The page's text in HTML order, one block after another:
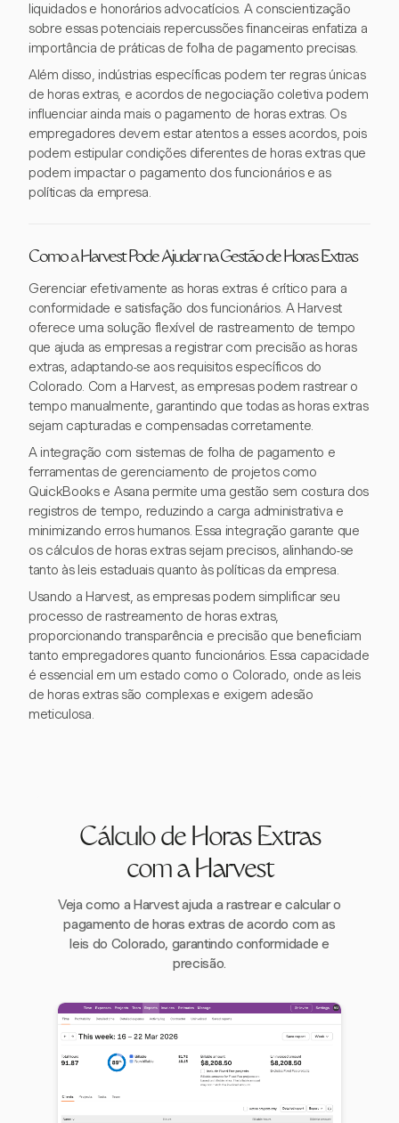
liquidados e honorários advocatícios. A conscientização
sobre essas potenciais repercussões financeiras enfatiza a
importância de práticas de folha de pagamento precisas.
Além disso, indústrias específicas podem ter regras únicas
de horas extras, e acordos de negociação coletiva podem
influenciar ainda mais o pagamento de horas extras. Os
empregadores devem estar atentos a esses acordos, pois
podem estipular condições diferentes de horas extras que
podem impactar o pagamento dos funcionários e as
políticas da empresa.
Como a Harvest Pode Ajudar na Gestão de Horas Extras
Gerenciar efetivamente as horas extras é crítico para a
conformidade e satisfação dos funcionários. A Harvest
oferece uma solução flexível de rastreamento de tempo
que ajuda as empresas a registrar com precisão as horas
extras, adaptando-se aos requisitos específicos do
Colorado. Com a Harvest, as empresas podem rastrear o
tempo manualmente, garantindo que todas as horas extras
sejam capturadas e compensadas corretamente.
A integração com sistemas de folha de pagamento e
ferramentas de gerenciamento de projetos como
QuickBooks e Asana permite uma gestão sem costura dos
registros de tempo, reduzindo a carga administrativa e
minimizando erros humanos. Essa integração garante que
os cálculos de horas extras sejam precisos, alinhando-se
tanto às leis estaduais quanto às políticas da empresa.
Usando a Harvest, as empresas podem simplificar seu
processo de rastreamento de horas extras,
proporcionando transparência e precisão que beneficiam
tanto empregadores quanto funcionários. Essa capacidade
é essencial em um estado como o Colorado, onde as leis
de horas extras são complexas e exigem adesão
meticulosa.
Cálculo de Horas Extras
com a Harvest
Veja como a Harvest ajuda a rastrear e calcular o
pagamento de horas extras de acordo com as
leis do Colorado, garantindo conformidade e
precisão.